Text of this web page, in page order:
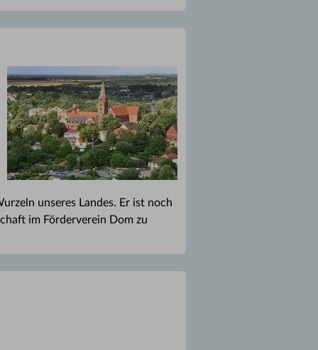
unseres Landes. Er ist noch
im Förderverein Dom zu